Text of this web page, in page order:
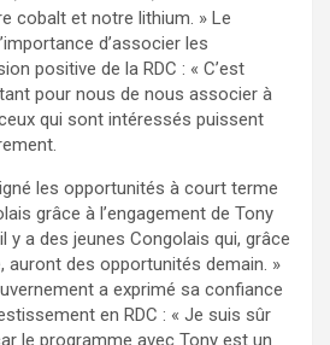
cobalt et notre lithium. » Le
d’associer les
positive de la RDC : « C’est
pour nous de nous associer à
qui sont intéressés puissent
les opportunités à court terme
grâce à l’engagement de Tony
y a des jeunes Congolais qui, grâce
auront des opportunités demain. »
a exprimé sa confiance
en RDC : « Je suis sûr
le programme avec Tony est un